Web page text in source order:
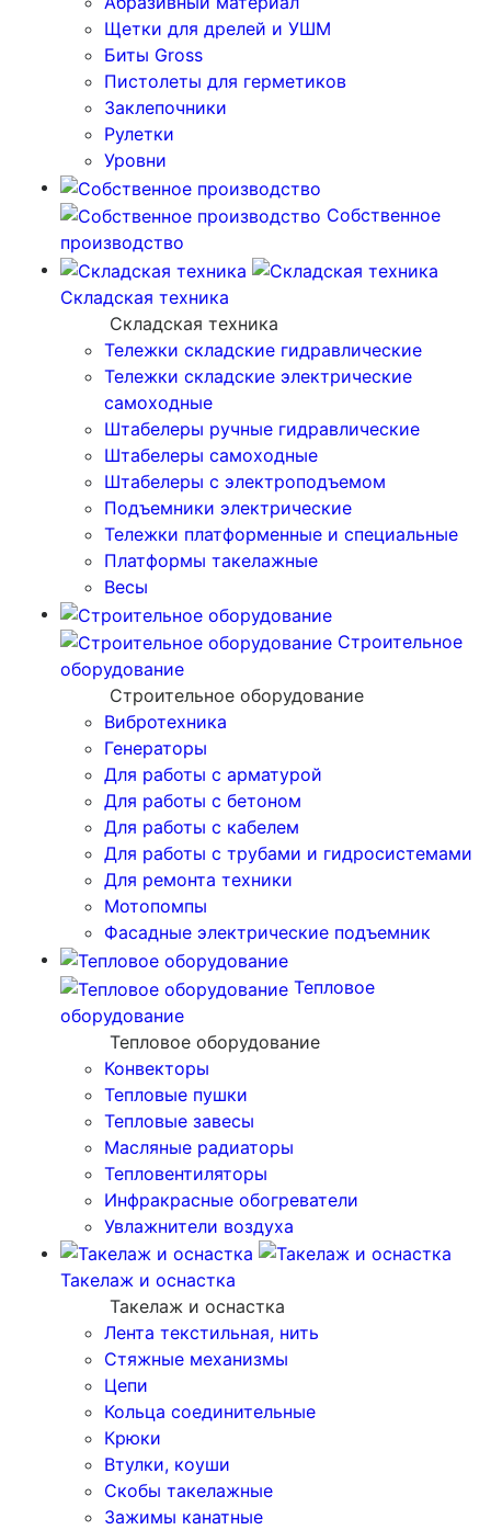
Щетки для дрелей и УШМ
Биты Gross
Пистолеты для герметиков
Заклепочники
Рулетки
Уровни
Собственное
производство
Складская техника
Складская техника
Тележки складские гидравлические
Тележки складские электрические
самоходные
Штабелеры ручные гидравлические
Штабелеры самоходные
Штабелеры с электроподъемом
Подъемники электрические
Тележки платформенные и специальные
Платформы такелажные
Весы
Строительное
оборудование
Строительное оборудование
Вибротехника
Генераторы
Для работы с арматурой
Для работы с бетоном
Для работы с кабелем
Для работы с трубами и гидросистемами
Для ремонта техники
Мотопомпы
Фасадные электрические подъемник
Тепловое
оборудование
Тепловое оборудование
Конвекторы
Тепловые пушки
Тепловые завесы
Масляные радиаторы
Тепловентиляторы
Инфракрасные обогреватели
Увлажнители воздуха
Такелаж и оснастка
Такелаж и оснастка
Лента текстильная, нить
Стяжные механизмы
Цепи
Кольца соединительные
Крюки
Втулки, коуши
Скобы такелажные
Зажимы канатные